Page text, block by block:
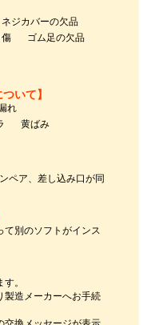
ジカバーの欠品
ゴム足の欠品
いて】
れ
黄ばみ
ペア、差し込み口が同
て別のソフトがインス
。
製造メーカーへお手続